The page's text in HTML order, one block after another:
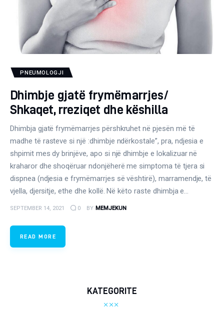
Intervista
Laborator dhe Radiologji
Mirëqenie
Nena dhe Femija
Okulistike
Onkologji
ORL
Ortopedi dhe Fizioterapi
Pneumologji
Sëmundje infektive
PNEUMOLOGJI
Dhimbje gjatë frymëmarrjes/
Shkaqet, rreziqet dhe këshilla
Dhimbja gjatë frymëmarrjes përshkruhet në pjesën më të
madhe të rasteve si një :dhimbje ndërkostale”, pra, ndjesia e
shpimit mes dy brinjëve, apo si një dhimbje e lokalizuar në
kraharor dhe shoqëruar ndonjëherë me simptoma të tjera si
dispnea (ndjesia e frymëmarrjes së vështirë), marramendje, të
vjella, djersitje, ethe dhe kollë. Në këto raste dhimbja e…
SEPTEMBER 14, 2021 0 BY MEMJEKUN
READ MORE
KATEGORITE